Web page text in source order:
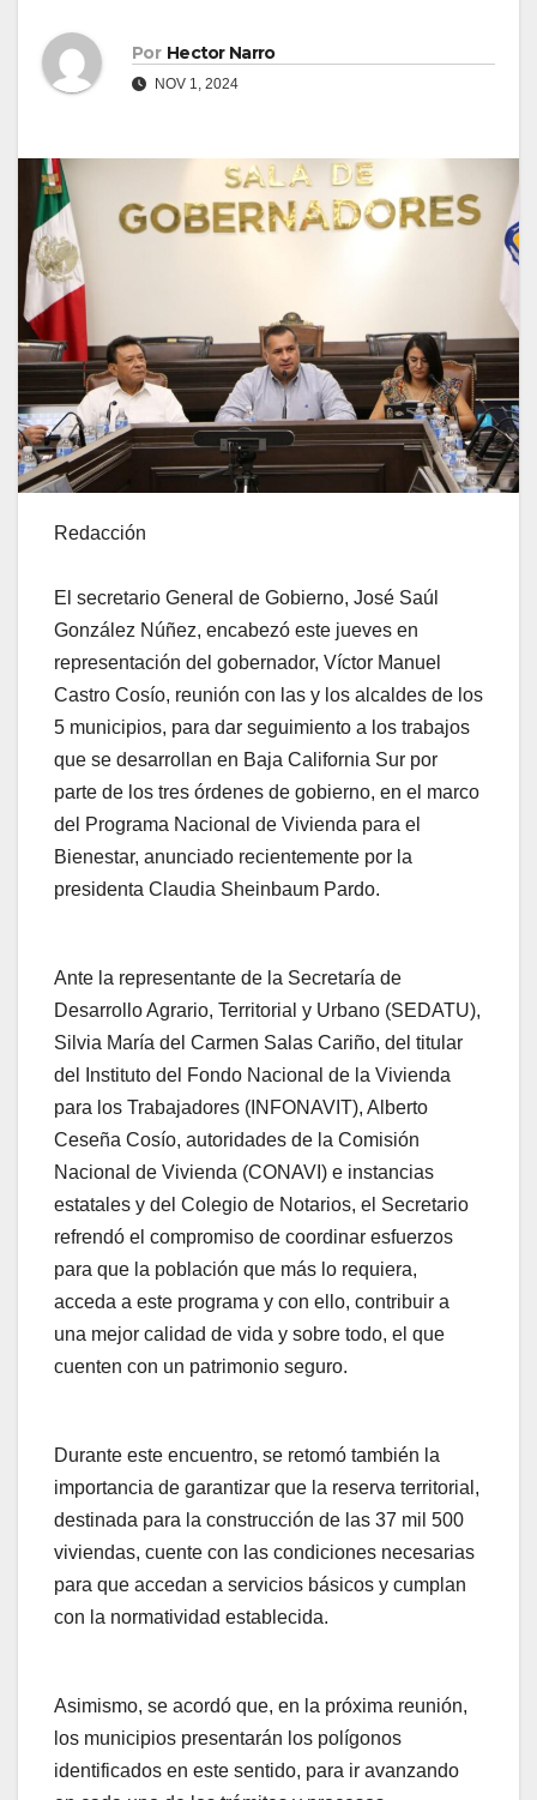
Por Hector Narro
NOV 1, 2024
Redacción
El secretario General de Gobierno, José Saúl
González Núñez, encabezó este jueves en
representación del gobernador, Víctor Manuel
Castro Cosío, reunión con las y los alcaldes de los
5 municipios, para dar seguimiento a los trabajos
que se desarrollan en Baja California Sur por
parte de los tres órdenes de gobierno, en el marco
del Programa Nacional de Vivienda para el
Bienestar, anunciado recientemente por la
presidenta Claudia Sheinbaum Pardo.
Ante la representante de la Secretaría de
Desarrollo Agrario, Territorial y Urbano (SEDATU),
Silvia María del Carmen Salas Cariño, del titular
del Instituto del Fondo Nacional de la Vivienda
para los Trabajadores (INFONAVIT), Alberto
Ceseña Cosío, autoridades de la Comisión
Nacional de Vivienda (CONAVI) e instancias
estatales y del Colegio de Notarios, el Secretario
refrendó el compromiso de coordinar esfuerzos
para que la población que más lo requiera,
acceda a este programa y con ello, contribuir a
una mejor calidad de vida y sobre todo, el que
cuenten con un patrimonio seguro.
Durante este encuentro, se retomó también la
importancia de garantizar que la reserva territorial,
destinada para la construcción de las 37 mil 500
viviendas, cuente con las condiciones necesarias
para que accedan a servicios básicos y cumplan
con la normatividad establecida.
Asimismo, se acordó que, en la próxima reunión,
los municipios presentarán los polígonos
identificados en este sentido, para ir avanzando